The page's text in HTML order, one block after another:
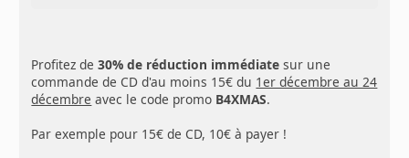
Profitez de30% de réduction immédiate sur une
commande de CD d'au moins 15€ du 1er décembre au 24
décembre avec le code promo B4XMAS.
Par exemple pour 15€ de CD, 10€ à payer !